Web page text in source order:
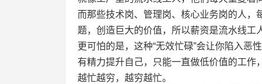
而那些技术岗、管理岗、核心业务岗的人，
题，创造巨大的价值，所以薪资是流水线工
更可怕的是，这种“无效忙碌”会让你陷入恶
有精力提升自己，只能一直做低价值的工作
越忙越穷，越穷越忙。